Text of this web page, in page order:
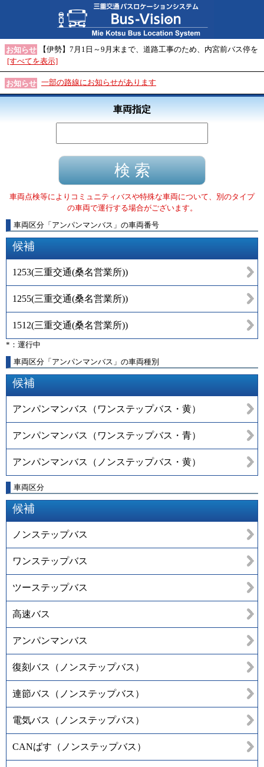
お知らせ
【伊勢】7月1日～9月末まで、道路工事のため、内宮前バス停を
[すべてを表示]
お知らせ 一部の路線にお知らせがあります
車両指定
車両点検等によりコミュニティバスや特殊な車両について、別のタイプ
の車両で運行する場合がございます。
車両区分 「 アンパンマンバス 」 の車両番号
候補
1253(三重交通(桑名営業所))
1255(三重交通(桑名営業所))
1512(三重交通(桑名営業所))
*：運行中
車両区分「アンパンマンバス」の車両種別
候補
アンパンマンバス（ワンステップバス・黄）
アンパンマンバス（ワンステップバス・青）
アンパンマンバス（ノンステップバス・黄）
車両区分
候補
ノンステップバス
ワンステップバス
ツーステップバス
高速バス
アンパンマンバス
復刻バス（ノンステップバス）
連節バス（ノンステップバス）
電気バス（ノンステップバス）
CANばす（ノンステップバス）